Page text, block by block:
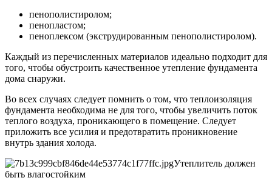
пенополистиролом;
пенопластом;
пеноплексом (экструдированным пенополистиролом).
Каждый из перечисленных материалов идеально подходит для
того, чтобы обустроить качественное утепление фундамента
дома снаружи.
Во всех случаях следует помнить о том, что теплоизоляция
фундамента необходима не для того, чтобы увеличить поток
теплого воздуха, проникающего в помещение. Следует
приложить все усилия и предотвратить проникновение
внутрь здания холода.
Утеплитель должен
быть влагостойким